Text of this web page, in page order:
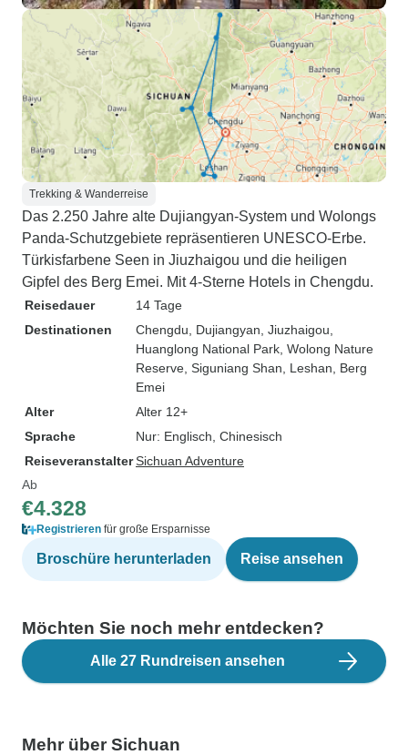
Trekking & Wanderreise
Das 2.250 Jahre alte Dujiangyan-System und Wolongs
Panda-Schutzgebiete repräsentieren UNESCO-Erbe.
Türkisfarbene Seen in Jiuzhaigou und die heiligen
Gipfel des Berg Emei. Mit 4-Sterne Hotels in Chengdu.
Reisedauer
14 Tage
Destinationen
Chengdu , Dujiangyan , Jiuzhaigou
Huanglong National Park , Wolong Nature
Reserve , Siguniang Shan , Leshan , Berg
Emei
Alter
Alter 12+
Sprache
Nur: Englisch, Chinesisch
ReiseveranstalterSichuan Adventure
Ab
€4.328
Registrieren für große Ersparnisse
Broschüre herunterladen Reise ansehen
Möchten Sie noch mehr entdecken?
Alle 27 Rundreisen ansehen
Mehr über Sichuan